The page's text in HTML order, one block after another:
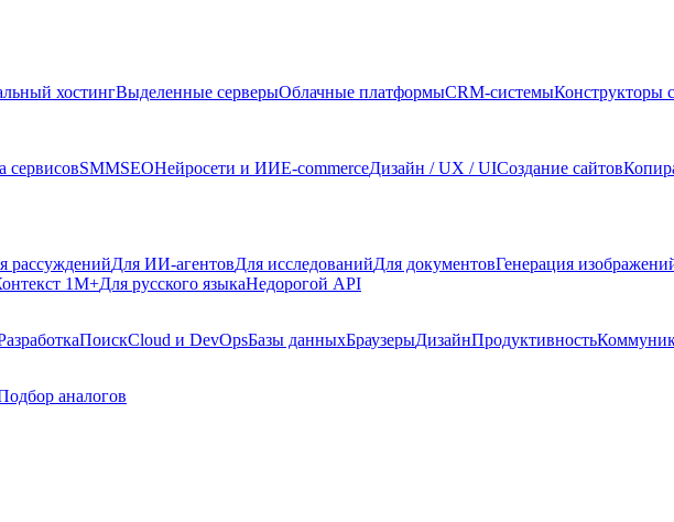
хостингВыделенные серверыОблачные платформыCRM-системыКонструкторы
сервисовSMMSEOНейросети и ИИE-commerceДизайн / UX / UIСоздание сайтов
рассужденийДля ИИ-агентовДля исследованийДля документовГенерация
1M+Для русского языкаНедорогой API
ПоискCloud и DevOpsБазы данныхБраузерыДизайнПродуктивность
аналогов